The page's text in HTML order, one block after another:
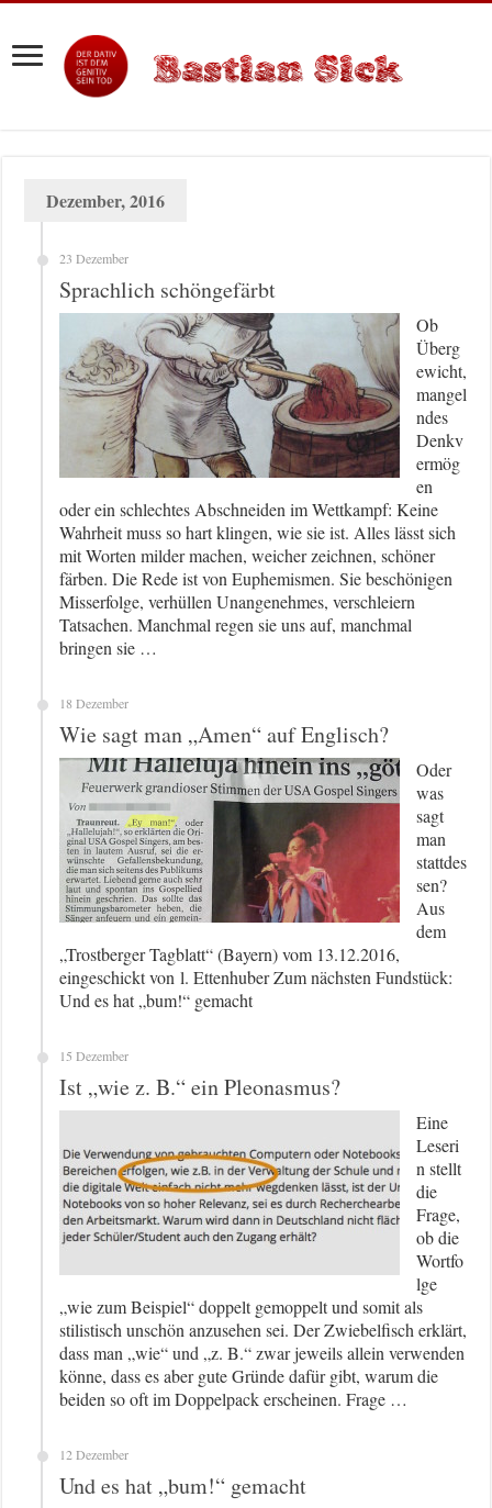
Dezember, 2016
23 Dezember
Sprachlich schöngefärbt
Ob
Überg
ewicht,
mangel
ndes
Denkv
ermög
en
oder ein schlechtes Abschneiden im Wettkampf: Keine
Wahrheit muss so hart klingen, wie sie ist. Alles lässt sich
mit Worten milder machen, weicher zeichnen, schöner
färben. Die Rede ist von Euphemismen. Sie beschönigen
Misserfolge, verhüllen Unangenehmes, verschleiern
Tatsachen. Manchmal regen sie uns auf, manchmal
bringen sie …
18 Dezember
Wie sagt man „Amen“ auf Englisch?
Oder
was
sagt
man
stattdes
sen?
Aus
dem
„Trostberger Tagblatt“ (Bayern) vom 13.12.2016,
eingeschickt von l. Ettenhuber Zum nächsten Fundstück:
Und es hat „bum!“ gemacht
15 Dezember
Ist „wie z. B.“ ein Pleonasmus?
Eine
Leseri
n stellt
die
Frage,
ob die
Wortfo
lge
„wie zum Beispiel“ doppelt gemoppelt und somit als
stilistisch unschön anzusehen sei. Der Zwiebelfisch erklärt,
dass man „wie“ und „z. B.“ zwar jeweils allein verwenden
könne, dass es aber gute Gründe dafür gibt, warum die
beiden so oft im Doppelpack erscheinen. Frage …
12 Dezember
Und es hat „bum!“ gemacht